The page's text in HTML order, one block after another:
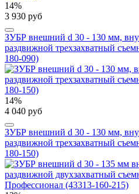
14%
3 930 руб
ЗУБР внешний d 30 - 130 мм,
раздвижной трехзахватный
180-090)
14%
4 040 руб
ЗУБР внешний d 30 - 130 мм,
раздвижной трехзахватный
180-150)